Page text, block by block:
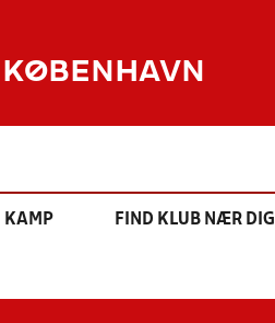
KØBENHAVN
KAMP FIND KLUB NÆR DIG